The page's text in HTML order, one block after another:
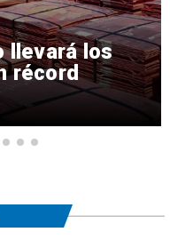
llevará los
récord